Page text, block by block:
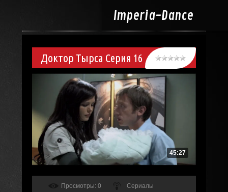
Imperia-Dance
Доктор Тырса Серия 16
45:27
Просмотры: 0 Сериалы